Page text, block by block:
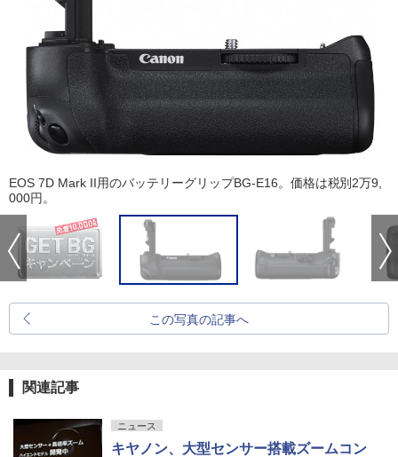
EOS 7D Mark II用のバッテリーグリップBG-E16。価格は税別2万9,
000円。
この写真の記事へ
関連記事
ニュース
キヤノン、大型センサー搭載ズームコン